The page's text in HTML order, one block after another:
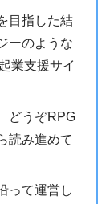
目指した結
ーのような
業支援サイ
どうぞRPG
読み進めて
って運営し